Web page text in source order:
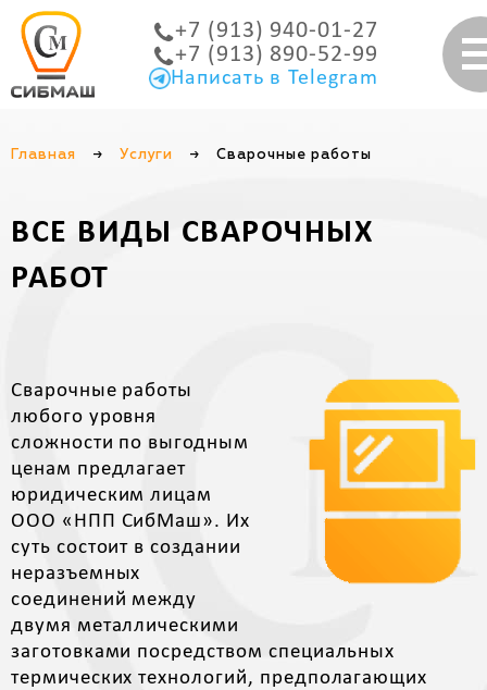
+7 (913) 940-01-27
+7 (913) 890-52-99
Написать в Telegram
Главная → Услуги → Сварочные работы
ВСЕ ВИДЫ СВАРОЧНЫХ
РАБОТ
Сварочные работы
любого уровня
сложности по выгодным
ценам предлагает
юридическим лицам
ООО «НПП СибМаш». Их
суть состоит в создании
неразъемных
соединений между
двумя металлическими
заготовками посредством специальных
термических технологий, предполагающих